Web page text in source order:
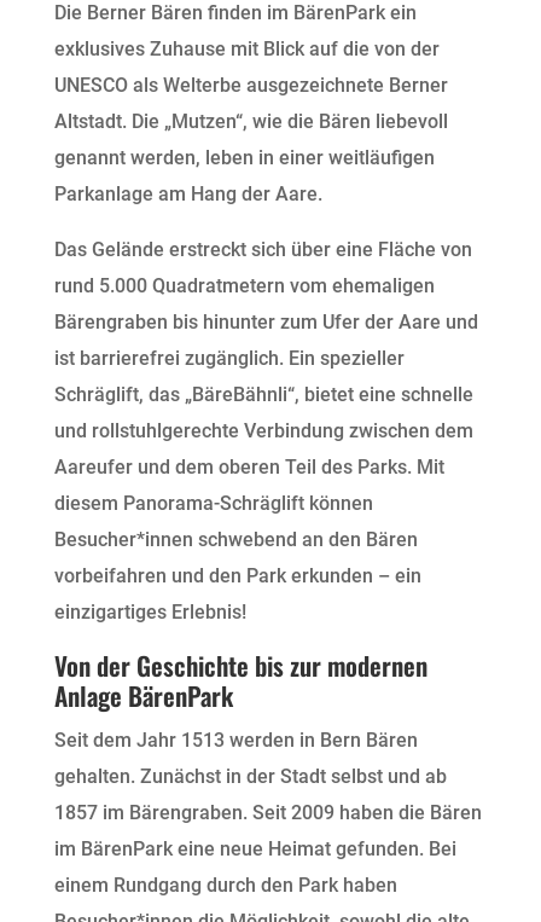
Die Berner Bären finden im BärenPark ein
exklusives Zuhause mit Blick auf die von der
UNESCO als Welterbe ausgezeichnete Berner
Altstadt. Die „Mutzen“, wie die Bären liebevoll
genannt werden, leben in einer weitläufigen
Parkanlage am Hang der Aare.
Das Gelände erstreckt sich über eine Fläche von
rund 5.000 Quadratmetern vom ehemaligen
Bärengraben bis hinunter zum Ufer der Aare und
ist barrierefrei zugänglich. Ein spezieller
Schräglift, das „BäreBähnli“, bietet eine schnelle
und rollstuhlgerechte Verbindung zwischen dem
Aareufer und dem oberen Teil des Parks. Mit
diesem Panorama-Schräglift können
Besucher*innen schwebend an den Bären
vorbeifahren und den Park erkunden – ein
einzigartiges Erlebnis!
Von der Geschichte bis zur modernen
Anlage BärenPark
Seit dem Jahr 1513 werden in Bern Bären
gehalten. Zunächst in der Stadt selbst und ab
1857 im Bärengraben. Seit 2009 haben die Bären
im BärenPark eine neue Heimat gefunden. Bei
einem Rundgang durch den Park haben